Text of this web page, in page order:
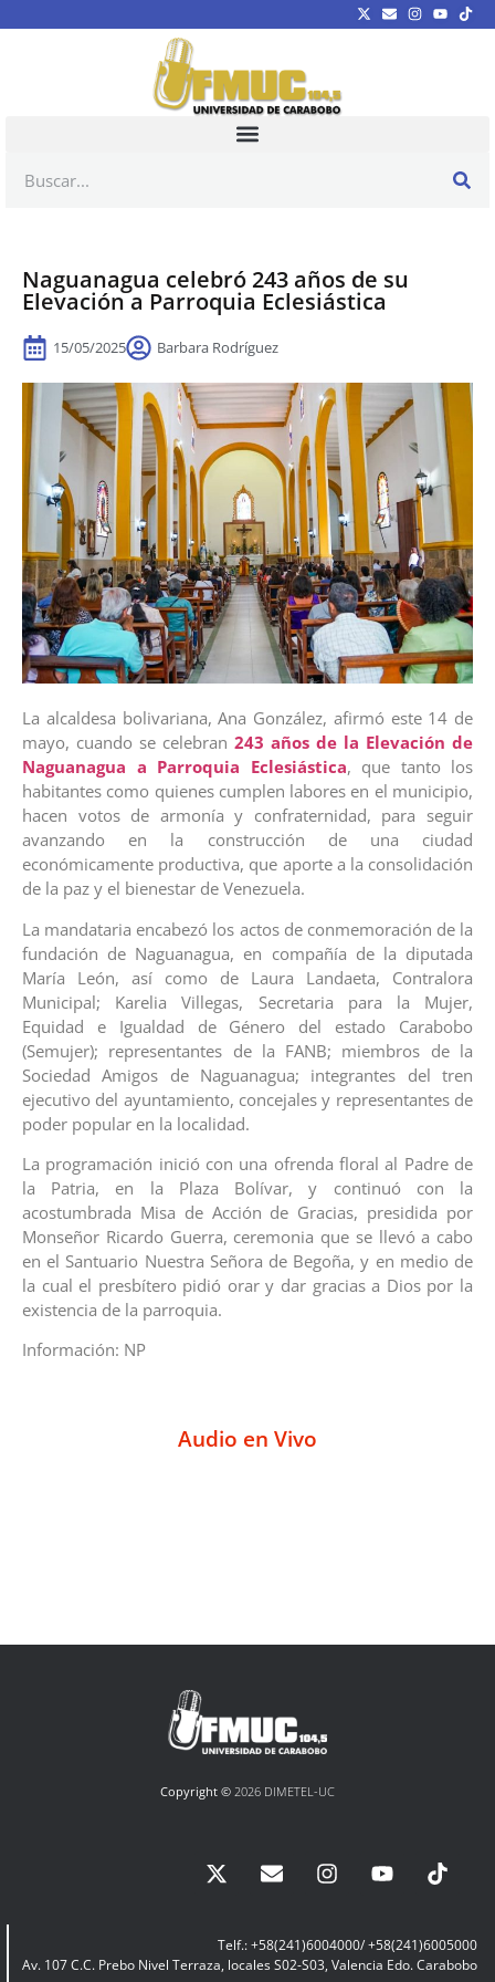
Naguanagua celebró 243 años de su
Elevación a Parroquia Eclesiástica
15/05/2025 Barbara Rodríguez
La alcaldesa bolivariana, Ana González, afirmó este 14 de
mayo, cuando se celebran 243 años de la Elevación de
Naguanagua a Parroquia Eclesiástica, que tanto los
habitantes como quienes cumplen labores en el municipio,
hacen votos de armonía y confraternidad, para seguir
avanzando en la construcción de una ciudad
económicamente productiva, que aporte a la consolidación
de la paz y el bienestar de Venezuela.
La mandataria encabezó los actos de conmemoración de la
fundación de Naguanagua, en compañía de la diputada
María León, así como de Laura Landaeta, Contralora
Municipal; Karelia Villegas, Secretaria para la Mujer,
Equidad e Igualdad de Género del estado Carabobo
(Semujer); representantes de la FANB; miembros de la
Sociedad Amigos de Naguanagua; integrantes del tren
ejecutivo del ayuntamiento, concejales y representantes de
poder popular en la localidad.
La programación inició con una ofrenda floral al Padre de
la Patria, en la Plaza Bolívar, y continuó con la
acostumbrada Misa de Acción de Gracias, presidida por
Monseñor Ricardo Guerra, ceremonia que se llevó a cabo
en el Santuario Nuestra Señora de Begoña, y en medio de
la cual el presbítero pidió orar y dar gracias a Dios por la
existencia de la parroquia.
Información: NP
Audio en Vivo
Copyright © 2026 DIMETEL-UC
Telf.: +58(241)6004000/ +58(241)6005000
Av. 107 C.C. Prebo Nivel Terraza, locales S02-S03, Valencia Edo. Carabobo